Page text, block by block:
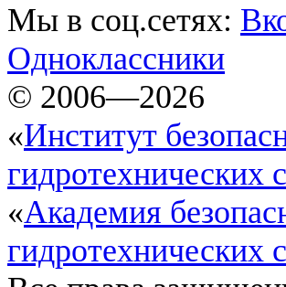
Мы в соц.сетях:
Одноклассники
© 2006—2026
«Институт
гидротехнических
«Академия
гидротехнических